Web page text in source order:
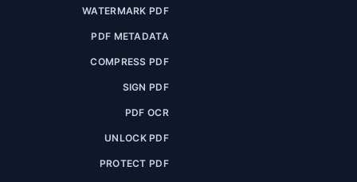
WATERMARK PDF
PDF METADATA
COMPRESS PDF
SIGN PDF
PDF OCR
UNLOCK PDF
PROTECT PDF